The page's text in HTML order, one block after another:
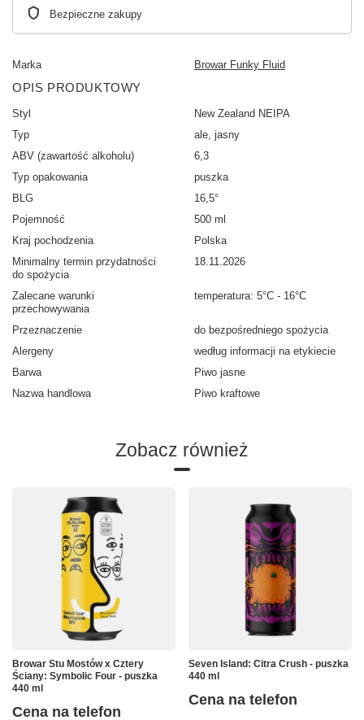
Bezpieczne zakupy
Marka Browar Funky Fluid
OPIS PRODUKTOWY
Styl
New Zealand NEIPA
Typ
ale, jasny
ABV (zawartość alkoholu)
6,3
Typ opakowania
puszka
BLG
16,5°
Pojemność
500 ml
Kraj pochodzenia
Polska
Minimalny termin przydatności
do spożycia
18.11.2026
Zalecane warunki
przechowywania
temperatura: 5°C - 16°C
Przeznaczenie
do bezpośredniego spożycia
Alergeny
według informacji na etykiecie
Barwa
Piwo jasne
Nazwa handlowa
Piwo kraftowe
Zobacz również
Browar Stu Mostów x Cztery
Ściany: Symbolic Four - puszka
440 ml
Cena na telefon
Seven Island: Citra Crush - puszka
440 ml
Cena na telefon